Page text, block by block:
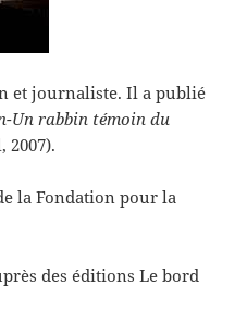
et journaliste. Il a publié
Un rabbin témoin du
2007).
la Fondation pour la
des éditions Le bord